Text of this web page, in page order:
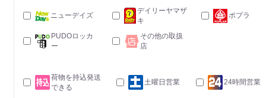
ニューデイズ
デイリーヤマザ
キ
ポプラ
PUDOロッカ
ー
その他の取扱
店
荷物を持込発送
できる
土曜日営業 24時間営業